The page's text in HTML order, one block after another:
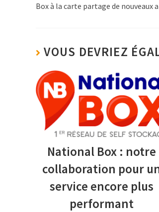
Box à la carte partage de
VOUS DEVRIEZ
National Box : notre
collaboration pour
service encore plus
performant